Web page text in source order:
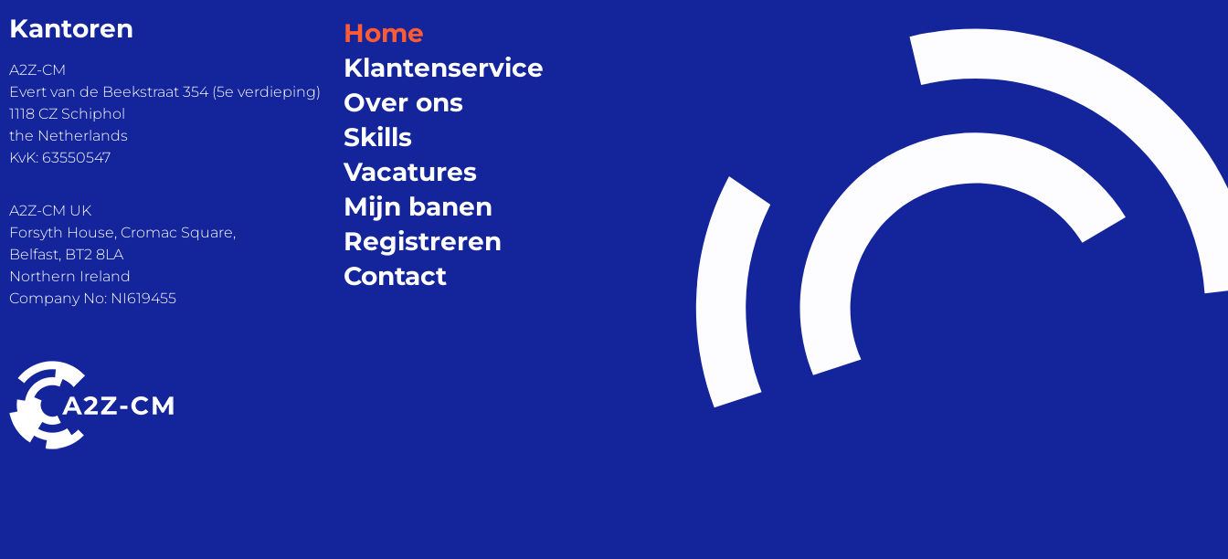
Kantoren
A2Z-CM
Evert van de Beekstraat 354 (5e verdieping)
1118 CZ Schiphol
the Netherlands
KvK: 63550547
A2Z-CM UK
Forsyth House, Cromac Square,
Belfast, BT2 8LA
Northern Ireland
Company No: NI619455
Home
Klantenservice
Over ons
Skills
Vacatures
Mijn banen
Registreren
Contact